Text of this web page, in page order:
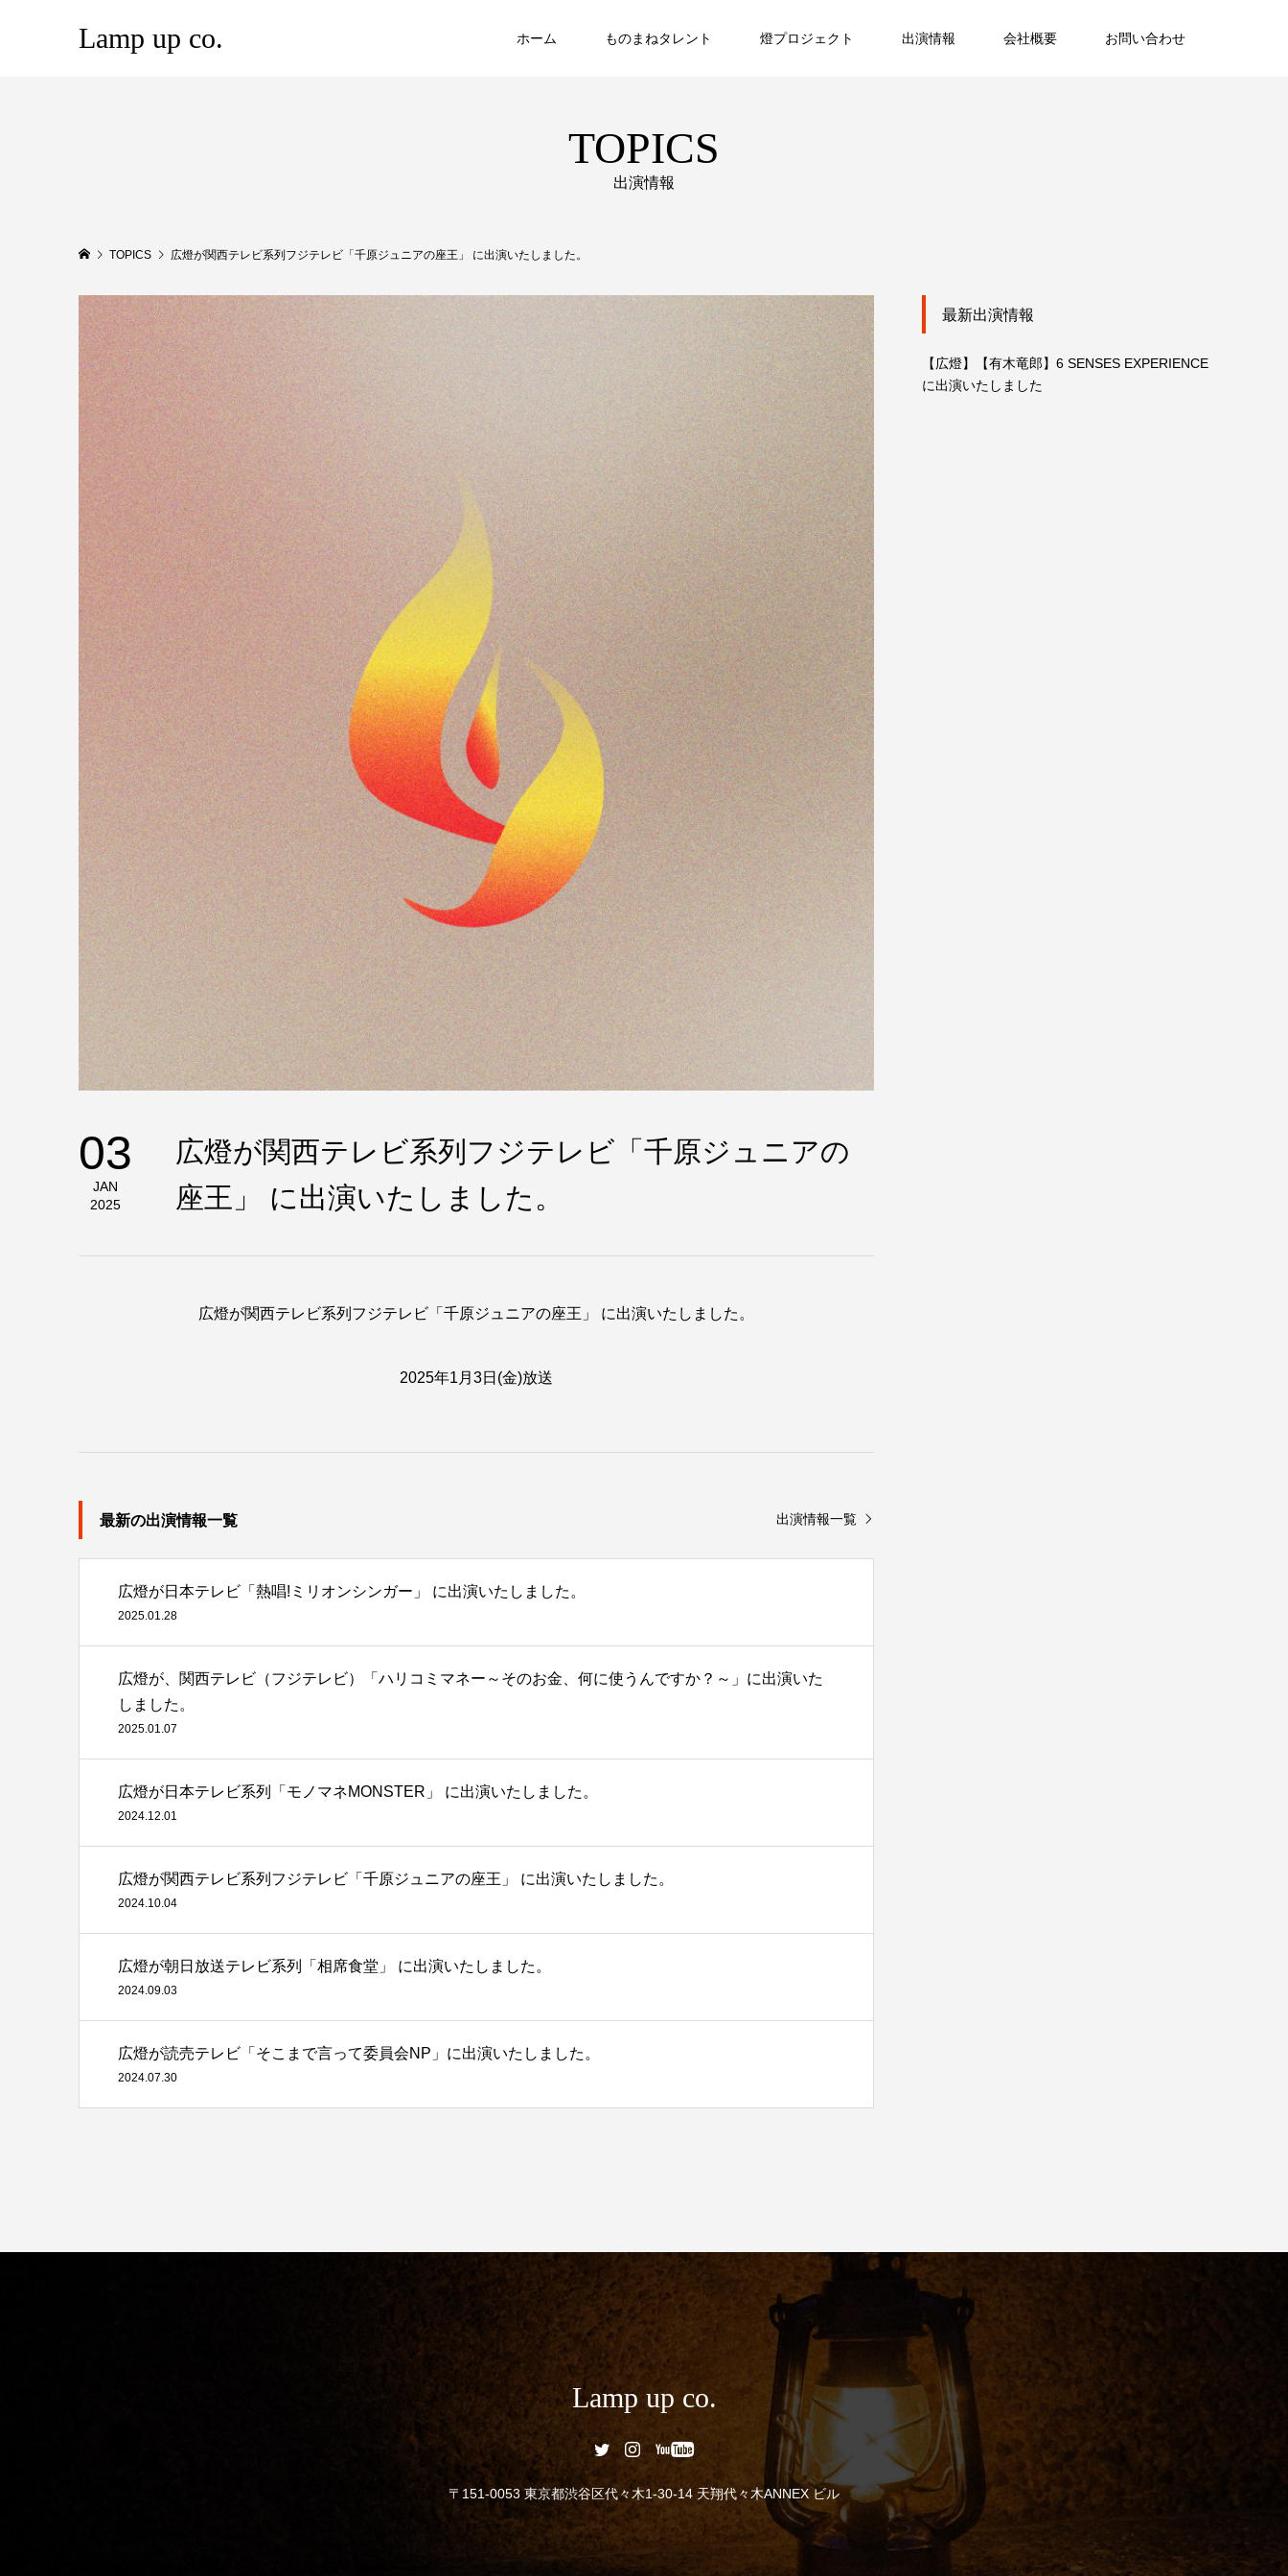
Lamp up co. ホーム ものまねタレント 燈プロジェクト 出演情報 会社概要 お問い合わせ
TOPICS
出演情報
TOPICS 広燈が関西テレビ系列フジテレビ「千原ジュニアの座王」 に出演いたしました。
03
JAN
2025
広燈が関西テレビ系列フジテレビ「千原ジュニアの
座王」 に出演いたしました。
広燈が関西テレビ系列フジテレビ「千原ジュニアの座王」 に出演いたしました。
2025年1月3日(金)放送
最新の出演情報一覧 出演情報一覧
広燈が日本テレビ「熱唱!ミリオンシンガー」 に出演いたしました。
2025.01.28
広燈が、関西テレビ（フジテレビ）「ハリコミマネー～そのお金、何に使うんですか？～」に出演いた
しました。
2025.01.07
広燈が日本テレビ系列「モノマネMONSTER」 に出演いたしました。
2024.12.01
広燈が関西テレビ系列フジテレビ「千原ジュニアの座王」 に出演いたしました。
2024.10.04
広燈が朝日放送テレビ系列「相席食堂」 に出演いたしました。
2024.09.03
広燈が読売テレビ「そこまで言って委員会NP」に出演いたしました。
2024.07.30
最新出演情報
【広燈】【有木竜郎】6 SENSES EXPERIENCE
に出演いたしました
Lamp up co.
〒151-0053 東京都渋谷区代々木1-30-14 天翔代々木ANNEX ビル